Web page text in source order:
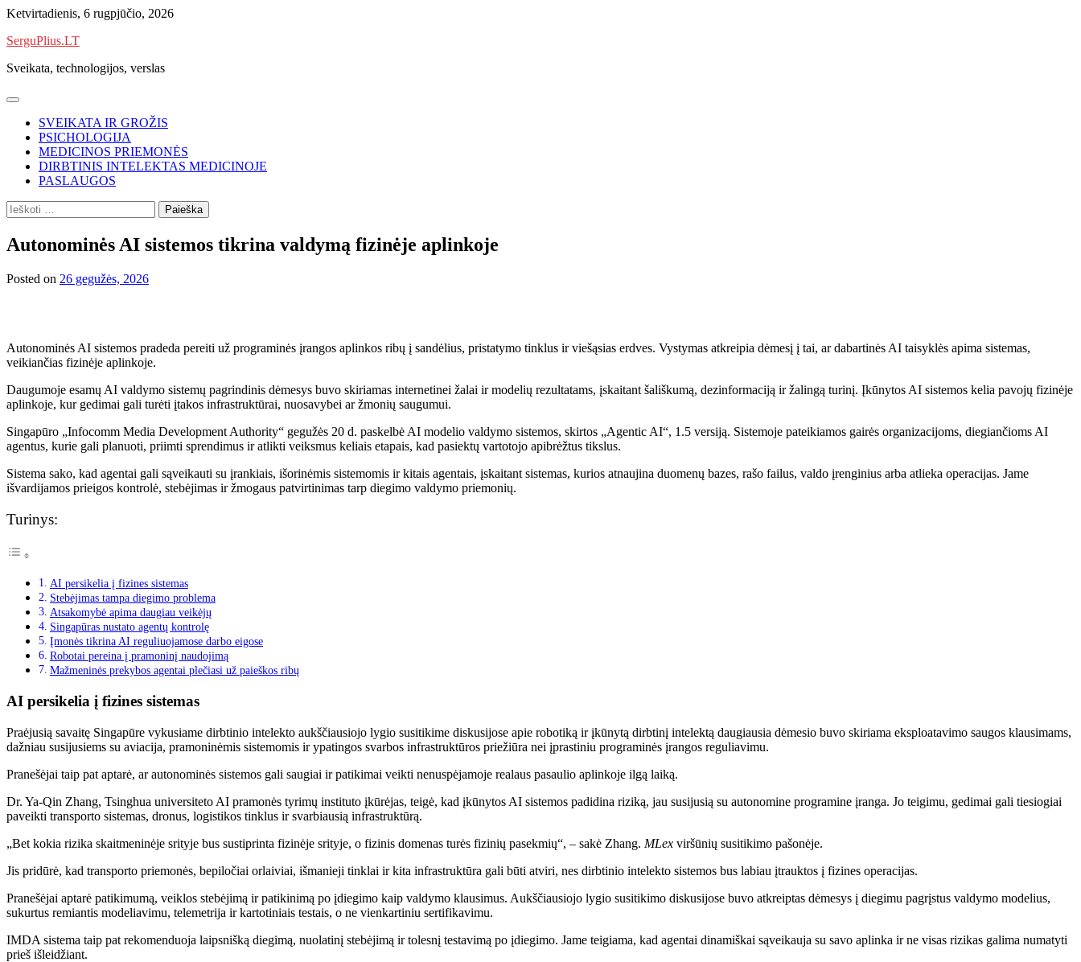
Skip
content
Ketvirtadienis, 6 rugpjūčio, 2026
SerguPlius.LT
Sveikata, technologijos, verslas
SVEIKATA IR GROŽIS
PSICHOLOGIJA
MEDICINOS PRIEMONĖS
DIRBTINIS INTELEKTAS MEDICINOJE
PASLAUGOS
Ieškoti:
Autonominės AI sistemos tikrina valdymą fizinėje aplinkoje
Posted on 26 gegužės, 2026
Autonominės AI sistemos pradeda pereiti už programinės įrangos aplinkos ribų į sandėlius, pristatymo tinklus ir viešąsias erdves. Vystymas atkreipia dėmesį į tai, ar dabartinės AI taisyklės apima sistemas,
veikiančias fizinėje aplinkoje.
Daugumoje esamų AI valdymo sistemų pagrindinis dėmesys buvo skiriamas internetinei žalai ir modelių rezultatams, įskaitant šališkumą, dezinformaciją ir žalingą turinį. Įkūnytos AI sistemos kelia pavojų fizinėje
aplinkoje, kur gedimai gali turėti įtakos infrastruktūrai, nuosavybei ar žmonių saugumui.
Singapūro „Infocomm Media Development Authority“ gegužės 20 d. paskelbė AI modelio valdymo sistemos, skirtos „Agentic AI“, 1.5 versiją. Sistemoje pateikiamos gairės organizacijoms, diegiančioms AI
agentus, kurie gali planuoti, priimti sprendimus ir atlikti veiksmus keliais etapais, kad pasiektų vartotojo apibrėžtus tikslus.
Sistema sako, kad agentai gali sąveikauti su įrankiais, išorinėmis sistemomis ir kitais agentais, įskaitant sistemas, kurios atnaujina duomenų bazes, rašo failus, valdo įrenginius arba atlieka operacijas. Jame
išvardijamos prieigos kontrolė, stebėjimas ir žmogaus patvirtinimas tarp diegimo valdymo priemonių.
Turinys:
AI persikelia į fizines sistemas
Stebėjimas tampa diegimo problema
Atsakomybė apima daugiau veikėjų
Singapūras nustato agentų kontrolę
Įmonės tikrina AI reguliuojamose darbo eigose
Robotai pereina į pramoninį naudojimą
Mažmeninės prekybos agentai plečiasi už paieškos ribų
AI persikelia į fizines sistemas
Praėjusią savaitę Singapūre vykusiame dirbtinio intelekto aukščiausiojo lygio susitikime diskusijose apie robotiką ir įkūnytą dirbtinį intelektą daugiausia dėmesio buvo skiriama eksploatavimo saugos klausimams,
dažniau susijusiems su aviacija, pramoninėmis sistemomis ir ypatingos svarbos infrastruktūros priežiūra nei įprastiniu programinės įrangos reguliavimu.
Pranešėjai taip pat aptarė, ar autonominės sistemos gali saugiai ir patikimai veikti nenuspėjamoje realaus pasaulio aplinkoje ilgą laiką.
Dr. Ya-Qin Zhang, Tsinghua universiteto AI pramonės tyrimų instituto įkūrėjas, teigė, kad įkūnytos AI sistemos padidina riziką, jau susijusią su autonomine programine įranga. Jo teigimu, gedimai gali tiesiogiai
paveikti transporto sistemas, dronus, logistikos tinklus ir svarbiausią infrastruktūrą.
„Bet kokia rizika skaitmeninėje srityje bus sustiprinta fizinėje srityje, o fizinis domenas turės fizinių pasekmių“, – sakė Zhang. MLex viršūnių susitikimo pašonėje.
Jis pridūrė, kad transporto priemonės, bepiločiai orlaiviai, išmanieji tinklai ir kita infrastruktūra gali būti atviri, nes dirbtinio intelekto sistemos bus labiau įtrauktos į fizines operacijas.
Pranešėjai aptarė patikimumą, veiklos stebėjimą ir patikinimą po įdiegimo kaip valdymo klausimus. Aukščiausiojo lygio susitikimo diskusijose buvo atkreiptas dėmesys į diegimu pagrįstus valdymo modelius,
sukurtus remiantis modeliavimu, telemetrija ir kartotiniais testais, o ne vienkartiniu sertifikavimu.
IMDA sistema taip pat rekomenduoja laipsnišką diegimą, nuolatinį stebėjimą ir tolesnį testavimą po įdiegimo. Jame teigiama, kad agentai dinamiškai sąveikauja su savo aplinka ir ne visas rizikas galima numatyti
prieš išleidžiant.